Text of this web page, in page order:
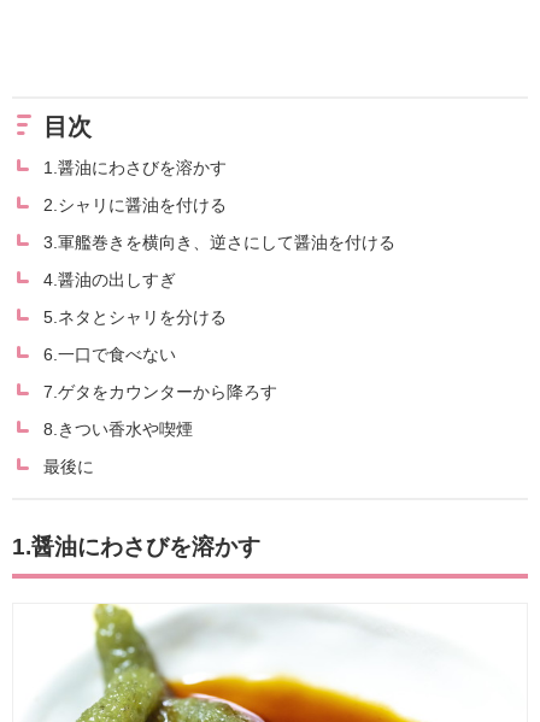
目次
1.醤油にわさびを溶かす
2.シャリに醤油を付ける
3.軍艦巻きを横向き、逆さにして醤油を付ける
4.醤油の出しすぎ
5.ネタとシャリを分ける
6.一口で食べない
7.ゲタをカウンターから降ろす
8.きつい香水や喫煙
最後に
1.醤油にわさびを溶かす